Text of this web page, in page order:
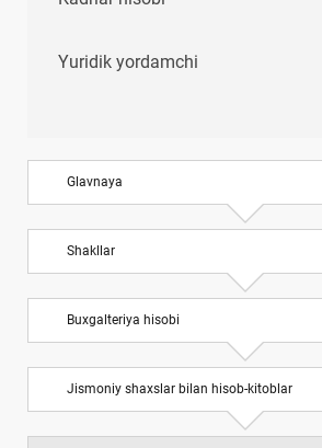
Yuridik yordamchi
Glavnaya
Shakllar
Buхgalteriya hisobi
Jismoniy shaхslar bilan hisob-kitoblar